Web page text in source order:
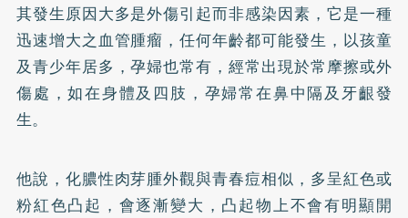
其發生原因大多是外傷引起而非感染因素，它是一種
迅速增大之血管腫瘤，任何年齡都可能發生，以孩童
及青少年居多，孕婦也常有，經常出現於常摩擦或外
傷處，如在身體及四肢，孕婦常在鼻中隔及牙齦發
生。
他說，化膿性肉芽腫外觀與青春痘相似，多呈紅色或
粉紅色凸起，會逐漸變大，凸起物上不會有明顯開